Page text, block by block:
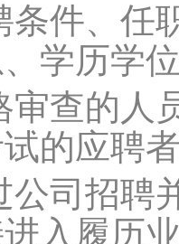
条件、任
学历学
审查的人
的应聘
公司招聘
入履历